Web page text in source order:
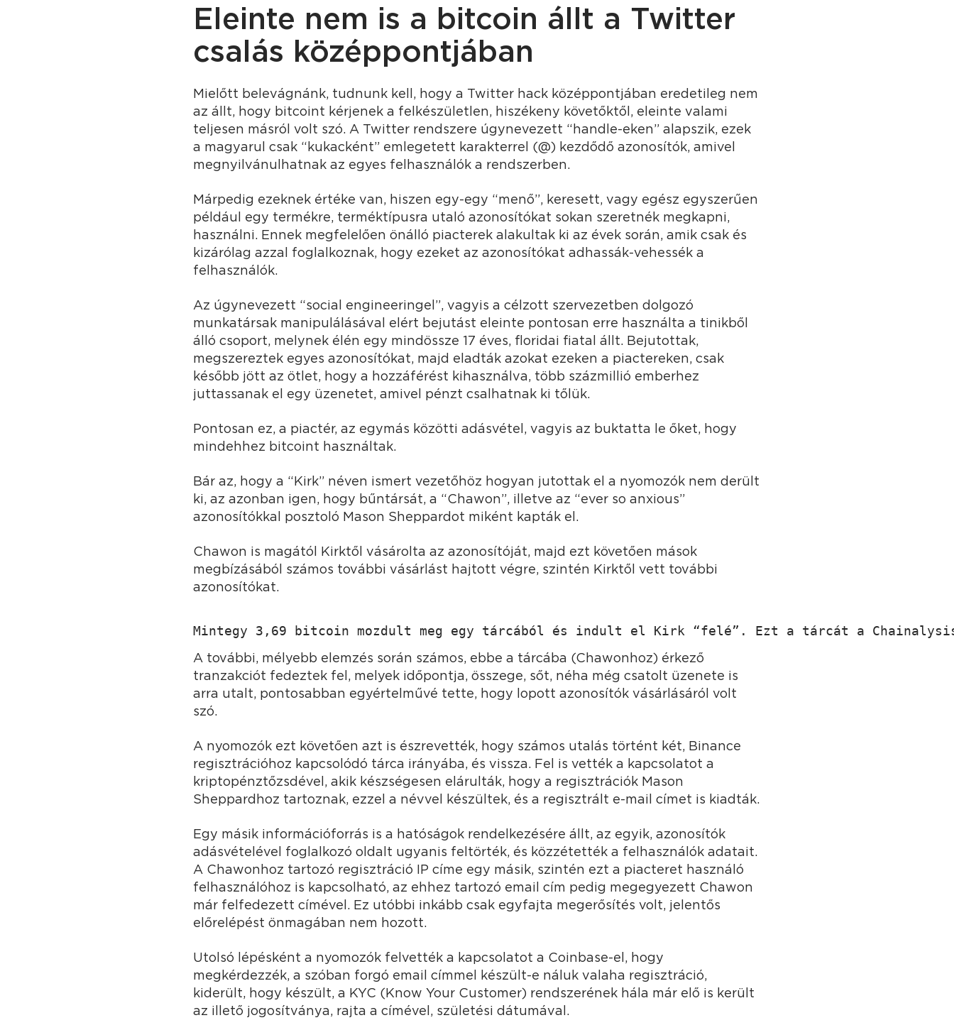
Eleinte nem is a bitcoin állt a Twitter
csalás középpontjában
Mielőtt belevágnánk, tudnunk kell, hogy a Twitter hack középpontjában eredetileg nem
az állt, hogy bitcoint kérjenek a felkészületlen, hiszékeny követőktől, eleinte valami
teljesen másról volt szó. A Twitter rendszere úgynevezett “handle-eken” alapszik, ezek
a magyarul csak “kukacként” emlegetett karakterrel (@) kezdődő azonosítók, amivel
megnyilvánulhatnak az egyes felhasználók a rendszerben.
Márpedig ezeknek értéke van, hiszen egy-egy “menő”, keresett, vagy egész egyszerűen
például egy termékre, terméktípusra utaló azonosítókat sokan szeretnék megkapni,
használni. Ennek megfelelően önálló piacterek alakultak ki az évek során, amik csak és
kizárólag azzal foglalkoznak, hogy ezeket az azonosítókat adhassák-vehessék a
felhasználók.
Az úgynevezett “social engineeringel”, vagyis a célzott szervezetben dolgozó
munkatársak manipulálásával elért bejutást eleinte pontosan erre használta a tinikből
álló csoport, melynek élén egy mindössze 17 éves, floridai fiatal állt. Bejutottak,
megszereztek egyes azonosítókat, majd eladták azokat ezeken a piactereken, csak
később jött az ötlet, hogy a hozzáférést kihasználva, több százmillió emberhez
juttassanak el egy üzenetet, amivel pénzt csalhatnak ki tőlük.
Pontosan ez, a piactér, az egymás közötti adásvétel, vagyis az buktatta le őket, hogy
mindehhez bitcoint használtak.
Bár az, hogy a “Kirk” néven ismert vezetőhöz hogyan jutottak el a nyomozók nem derült
ki, az azonban igen, hogy bűntársát, a “Chawon”, illetve az “ever so anxious”
azonosítókkal posztoló Mason Sheppardot miként kapták el.
Chawon is magától Kirktől vásárolta az azonosítóját, majd ezt követően mások
megbízásából számos további vásárlást hajtott végre, szintén Kirktől vett további
azonosítókat.
Mintegy 3,69 bitcoin mozdult meg egy tárcából és indult el Kirk “felé”. Ezt a tárcát a
A további, mélyebb elemzés során számos, ebbe a tárcába (Chawonhoz) érkező
tranzakciót fedeztek fel, melyek időpontja, összege, sőt, néha még csatolt üzenete is
arra utalt, pontosabban egyértelművé tette, hogy lopott azonosítók vásárlásáról volt
szó.
A nyomozók ezt követően azt is észrevették, hogy számos utalás történt két, Binance
regisztrációhoz kapcsolódó tárca irányába, és vissza. Fel is vették a kapcsolatot a
kriptopénztőzsdével, akik készségesen elárulták, hogy a regisztrációk Mason
Sheppardhoz tartoznak, ezzel a névvel készültek, és a regisztrált e-mail címet is kiadták.
Egy másik információforrás is a hatóságok rendelkezésére állt, az egyik, azonosítók
adásvételével foglalkozó oldalt ugyanis feltörték, és közzétették a felhasználók adatait.
A Chawonhoz tartozó regisztráció IP címe egy másik, szintén ezt a piacteret használó
felhasználóhoz is kapcsolható, az ehhez tartozó email cím pedig megegyezett Chawon
már felfedezett címével. Ez utóbbi inkább csak egyfajta megerősítés volt, jelentős
előrelépést önmagában nem hozott.
Utolsó lépésként a nyomozók felvették a kapcsolatot a Coinbase-el, hogy
megkérdezzék, a szóban forgó email címmel készült-e náluk valaha regisztráció,
kiderült, hogy készült, a KYC (Know Your Customer) rendszerének hála már elő is került
az illető jogosítványa, rajta a címével, születési dátumával.